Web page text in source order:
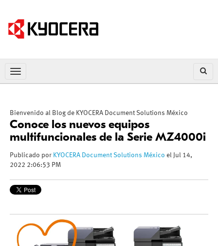
Bienvenido al Blog de KYOCERA Document Solutions México
Conoce los nuevos equipos
multifuncionales de la Serie MZ4000i
Publicado por KYOCERA Document Solutions México el Jul 14,
2022 2:06:53 PM